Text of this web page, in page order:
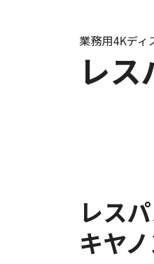
レ
業務用4Kディ
レス
キヤ